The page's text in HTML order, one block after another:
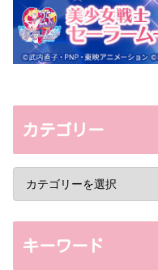
カテゴリー
キーワード